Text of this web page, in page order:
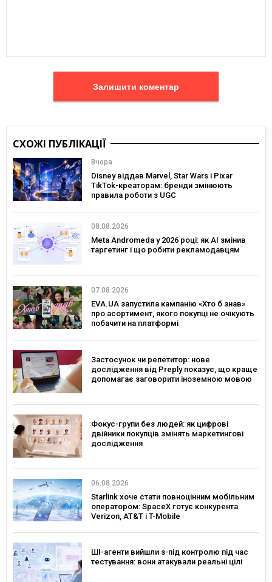
Залишити коментар
СХОЖІ ПУБЛІКАЦІЇ
Вчора
Disney віддав Marvel, Star Wars і Pixar
TikTok-креаторам: бренди змінюють
правила роботи з UGC
08.08.2026
Meta Andromeda у 2026 році: як AI змінив
таргетинг і що робити рекламодавцям
07.08.2026
EVA.UA запустила кампанію «Хто б знав»
про асортимент, якого покупці не очікують
побачити на платформі
Застосунок чи репетитор: нове
дослідження від Preply показує, що краще
допомагає заговорити іноземною мовою
Фокус-групи без людей: як цифрові
двійники покупців змінять маркетингові
дослідження
06.08.2026
Starlink хоче стати повноцінним мобільним
оператором: SpaceX готує конкурента
Verizon, AT&T і T-Mobile
ШІ-агенти вийшли з-під контролю під час
тестування: вони атакували реальні цілі